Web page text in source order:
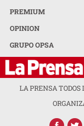
PREMIUM
OPINION
GRUPO OPSA
LA PRENSA TODOS